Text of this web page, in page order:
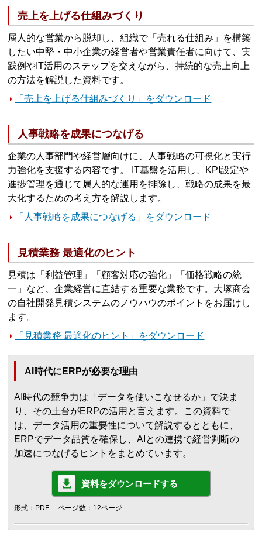
売上を上げる仕組みづくり
属人的な営業から脱却し、組織で「売れる仕組み」を構築
したい中堅・中小企業の経営者や営業責任者に向けて、実
践例やIT活用のステップを交えながら、持続的な売上向上
の方法を解説した資料です。
「売上を上げる仕組みづくり」をダウンロード
人事戦略を成果につなげる
企業の人事部門や経営層向けに、人事戦略の可視化と実行
力強化を支援する内容です。 IT基盤を活用し、KPI設定や
進捗管理を通じて属人的な運用を排除し、戦略の成果を最
大化するための考え方を解説します。
「人事戦略を成果につなげる」をダウンロード
見積業務 最適化のヒント
見積は「利益管理」「顧客対応の強化」「価格戦略の統
一」など、企業経営に直結する重要な業務です。大塚商会
の自社開発見積システムのノウハウのポイントをお届けし
ます。
「見積業務 最適化のヒント」をダウンロード
AI時代にERPが必要な理由
AI時代の競争力は「データを使いこなせるか」で決ま
り、その土台がERPの活用と言えます。この資料で
は、データ活用の重要性について解説するとともに、
ERPでデータ品質を確保し、AIとの連携で経営判断の
加速につなげるヒントをまとめています。
資料をダウンロードする
形式：PDF ページ数：12ページ